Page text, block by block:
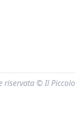
riservata © Il Piccolo